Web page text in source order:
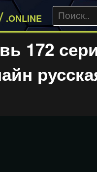
.ONLINE
172